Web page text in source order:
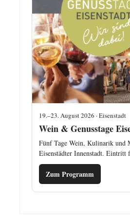
19.–23. August 2026 · Eisenstadt
Wein & Genusstage
Fünf Tage Wein, Kulinarik und
Eisenstädter Innenstadt. Eintritt
Zum Programm